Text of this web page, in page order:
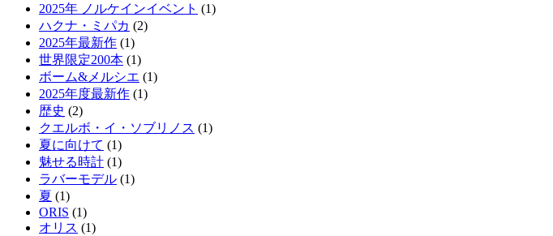
2025年 ノルケインイベント (1)
ハクナ・ミパカ (2)
2025年最新作 (1)
世界限定200本 (1)
ボーム&メルシエ (1)
2025年度最新作 (1)
歴史 (2)
クエルボ・イ・ソブリノス (1)
夏に向けて (1)
魅せる時計 (1)
ラバーモデル (1)
夏 (1)
ORIS (1)
オリス (1)